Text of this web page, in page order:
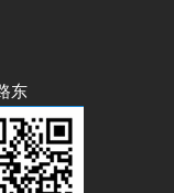
东